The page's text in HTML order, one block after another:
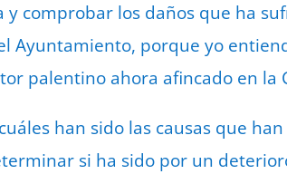
comprobar los daños que ha
Ayuntamiento, porque yo
palentino ahora afincado en la
han sido las causas que
si ha sido por un